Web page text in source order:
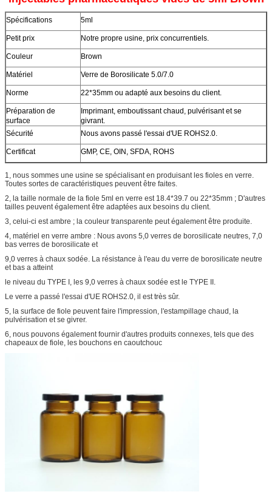
Spécifications 5ml
Petit prix Notre propre usine, prix concurrentiels.
Couleur Brown
Matériel Verre de Borosilicate 5.0/7.0
Norme 22*35mm ou adapté aux besoins du client.
Préparation de
surface
Imprimant, emboutissant chaud, pulvérisant et se
givrant.
Sécurité
Nous avons passé l'essai d'UE ROHS2.0.
Certificat GMP, CE, OIN, SFDA, ROHS
1, nous sommes une usine se spécialisant en produisant les fioles en verre.
Toutes sortes de caractéristiques peuvent être faites.
2, la taille normale de la fiole 5ml en verre est 18.4*39.7 ou 22*35mm ; D'autres
tailles peuvent également être adaptées aux besoins du client.
3, celui-ci est ambre ; la couleur transparente peut également être produite.
4, matériel en verre ambre : Nous avons 5,0 verres de borosilicate neutres, 7,0
bas verres de borosilicate et
9,0 verres à chaux sodée. La résistance à l'eau du verre de borosilicate neutre
et bas a atteint
le niveau du TYPE I, les 9,0 verres à chaux sodée est le TYPE II.
Le verre a passé l'essai d'UE ROHS2.0, il est très sûr.
5, la surface de fiole peuvent faire l'impression, l'estampillage chaud, la
pulvérisation et se givrer.
6, nous pouvons également fournir d'autres produits connexes, tels que des
chapeaux de fiole, les bouchons en caoutchouc